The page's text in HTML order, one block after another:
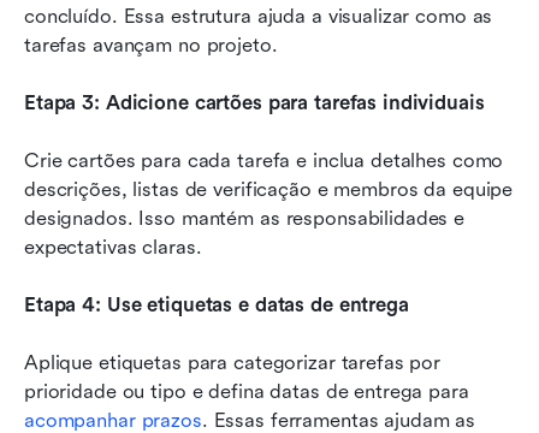
concluído. Essa estrutura ajuda a visualizar como as
tarefas avançam no projeto.
Etapa 3: Adicione cartões para tarefas individuais
Crie cartões para cada tarefa e inclua detalhes como
descrições, listas de verificação e membros da equipe
designados. Isso mantém as responsabilidades e
expectativas claras.
Etapa 4: Use etiquetas e datas de entrega
Aplique etiquetas para categorizar tarefas por
acompanhar prazos. Essas ferramentas ajudam as